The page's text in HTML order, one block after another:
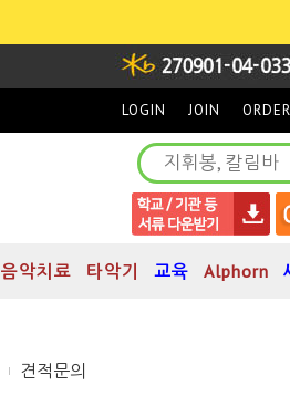
LOGIN JOIN ORDER
음악치료 타악기 교육 Alphorn
견적문의